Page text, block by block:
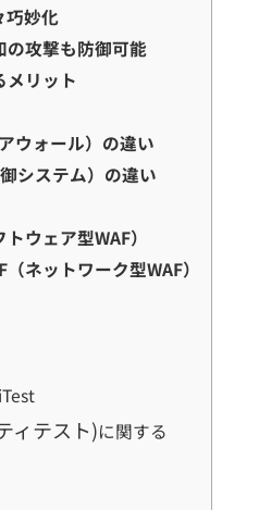
巧妙化
の攻撃も防御可能
メリット
ウォール）の違い
システム）の違い
ウェア型WAF）
ネットワーク型WAF）
ィテスト)に関する